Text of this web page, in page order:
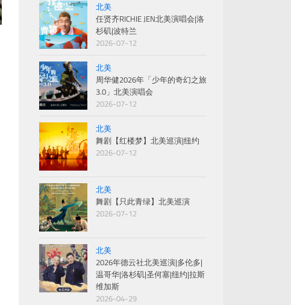
北美
任贤齐RICHIE JEN北美演唱会|洛
杉矶|波特兰
2026-07-12
北美
周华健2026年「少年的奇幻之旅
3.0」北美演唱会
2026-07-12
北美
舞剧【红楼梦】北美巡演|纽约
2026-07-12
北美
舞剧【只此青绿】北美巡演
2026-07-12
北美
2026年德云社北美巡演|多伦多|
温哥华|洛杉矶|圣何塞|纽约|拉斯
维加斯
2026-04-29